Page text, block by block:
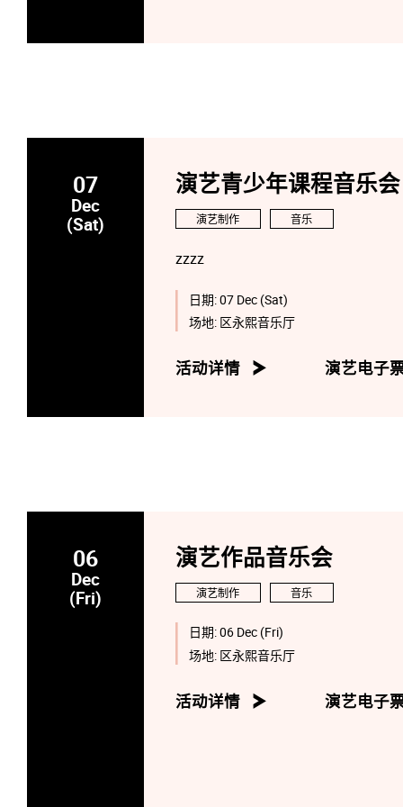
07
Dec
(Sat)
演艺青少年课程音乐会
演艺制作 音乐
zzzz
日期:07 Dec (Sat)
场地: 区永熙音乐厅
活动详情 演艺电子
06
Dec
(Fri)
演艺作品音乐会
演艺制作 音乐
日期:06 Dec (Fri)
场地: 区永熙音乐厅
活动详情 演艺电子